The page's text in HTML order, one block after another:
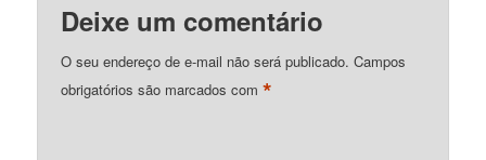
Deixe um comentário
O seu endereço de e-mail não será publicado. Campos
obrigatórios são marcados com*